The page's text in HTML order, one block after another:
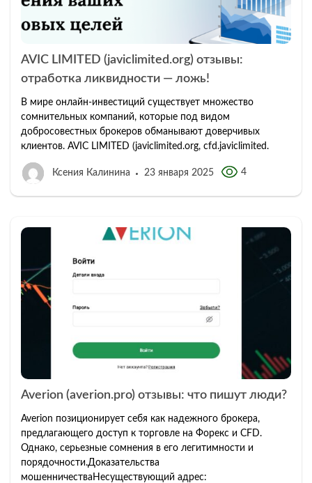
AVIC LIMITED (javiclimited.org) отзывы:
отработка ликвидности — ложь!
В мире онлайн-инвестиций существует множество
сомнительных компаний, которые под видом
добросовестных брокеров обманывают доверчивых
клиентов. AVIC LIMITED (javiclimited.org, cfd.javiclimited.
Ксения Калинина 23 января 2025 4
Averion (averion.pro) отзывы: что пишут люди?
Averion позиционирует себя как надежного брокера,
предлагающего доступ к торговле на Форекс и CFD.
Однако, серьезные сомнения в его легитимности и
порядочности.Доказательства
мошенничестваНесуществующий адрес: